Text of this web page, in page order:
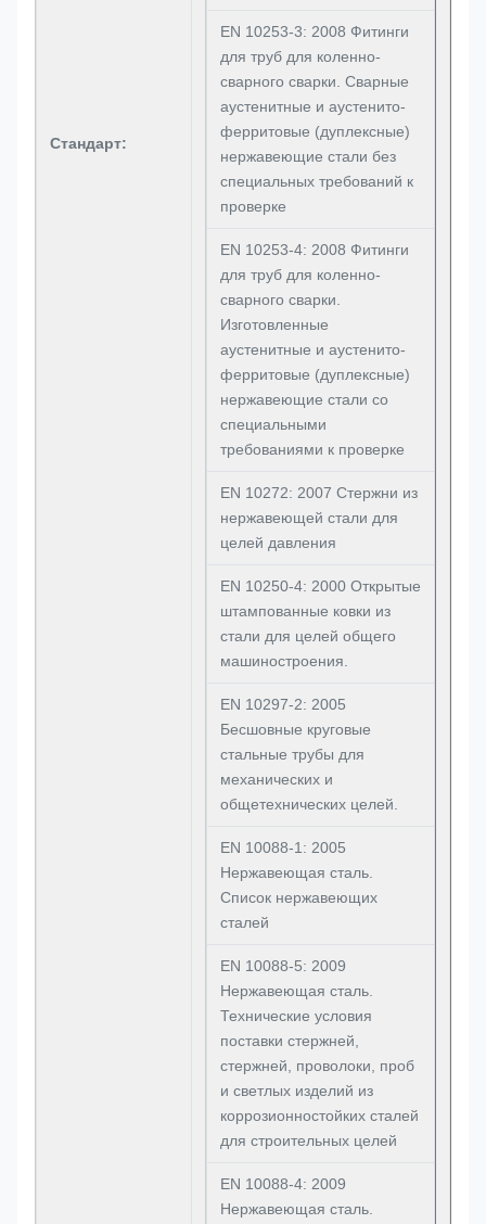
Стандарт:
EN 10253-3: 2008 Фитинги
для труб для коленно-
сварного сварки. Сварные
аустенитные и аустенито-
ферритовые (дуплексные)
нержавеющие стали без
специальных требований к
проверке
EN 10253-4: 2008 Фитинги
для труб для коленно-
сварного сварки.
Изготовленные
аустенитные и аустенито-
ферритовые (дуплексные)
нержавеющие стали со
специальными
требованиями к проверке
EN 10272: 2007 Стержни из
нержавеющей стали для
целей давления
EN 10250-4: 2000 Открытые
штампованные ковки из
стали для целей общего
машиностроения.
EN 10297-2: 2005
Бесшовные круговые
стальные трубы для
механических и
общетехнических целей.
EN 10088-1: 2005
Нержавеющая сталь.
Список нержавеющих
сталей
EN 10088-5: 2009
Нержавеющая сталь.
Технические условия
поставки стержней,
стержней, проволоки, проб
и светлых изделий из
коррозионностойких сталей
для строительных целей
EN 10088-4: 2009
Нержавеющая сталь.